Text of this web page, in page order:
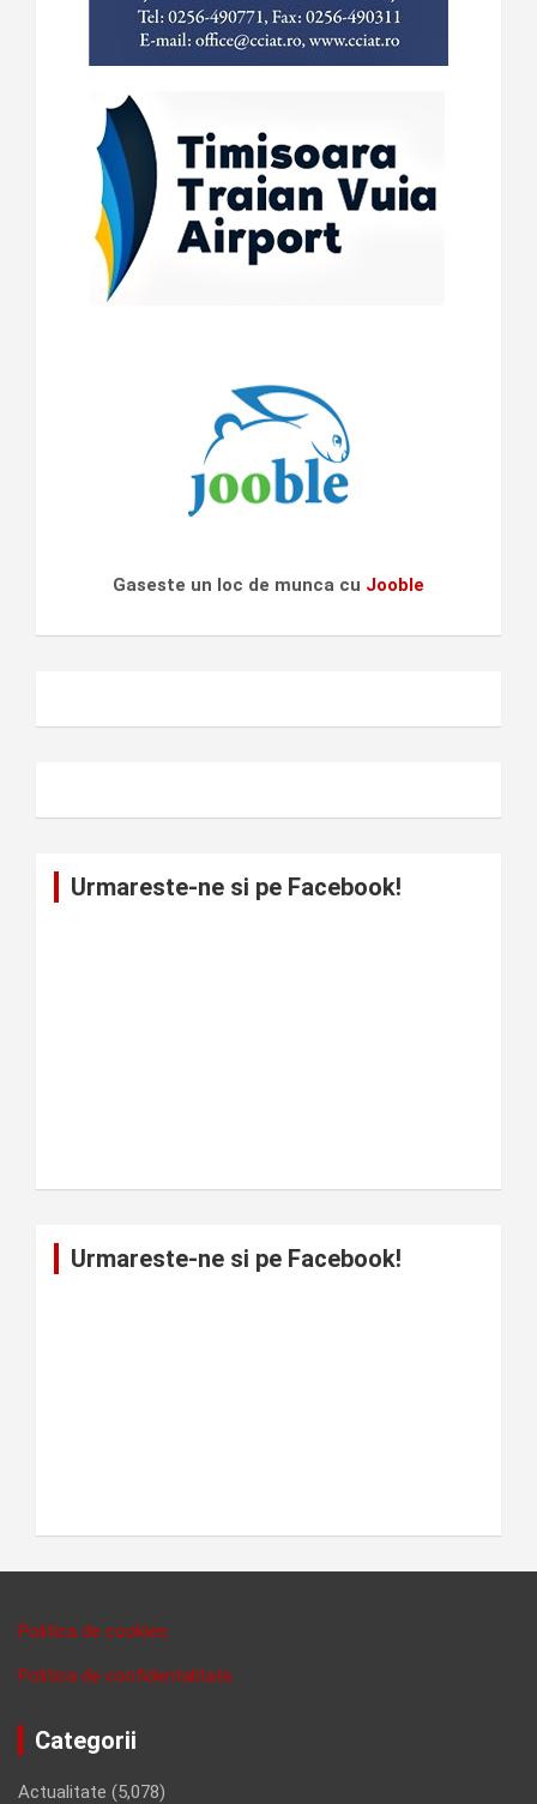
Gaseste un loc de munca cu Jooble
Urmareste-ne si pe Facebook!
Urmareste-ne si pe Facebook!
Politica de cookies
Politica de confidentalitate
Categorii
Actualitate (5,078)